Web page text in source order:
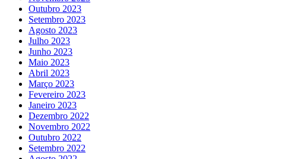
Outubro 2023
Setembro 2023
Agosto 2023
Julho 2023
Junho 2023
Maio 2023
Abril 2023
Março 2023
Fevereiro 2023
Janeiro 2023
Dezembro 2022
Novembro 2022
Outubro 2022
Setembro 2022